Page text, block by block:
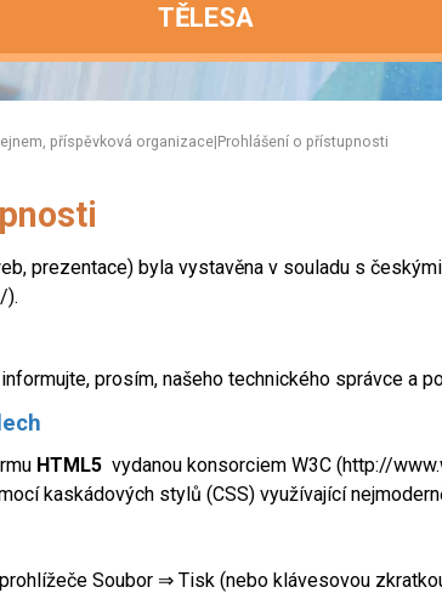
TĚLESA
příspěvková organizace|Prohlášení o přístupnosti
prezentace) byla vystavěna v souladu s českými
).
prosím, našeho technického správce a
HTML5 vydanou konsorciem W3C (http://
kaskádových stylů (CSS) využívající
Soubor ⇒ Tisk (nebo klávesovou